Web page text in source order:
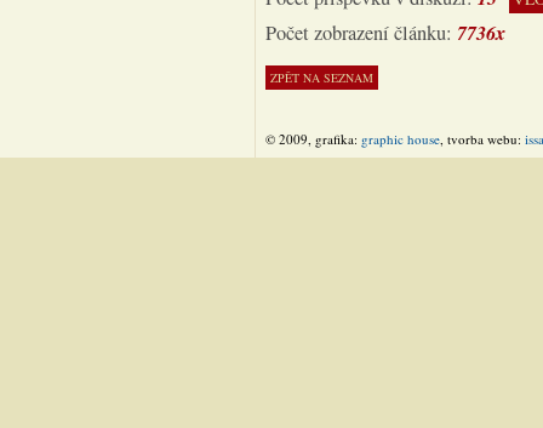
Počet zobrazení článku: 7736x
© 2009, grafika: graphic house, tvorba webu: